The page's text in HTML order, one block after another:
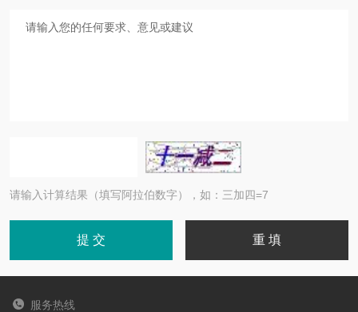
请输入计算结果（填写阿拉伯数字），如：三加四=7
服务热线